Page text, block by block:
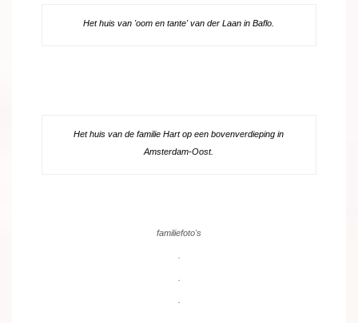
Het huis van 'oom en tante' van der Laan in Baflo.
Het huis van de familie Hart op een bovenverdieping in
Amsterdam-Oost.
familiefoto's